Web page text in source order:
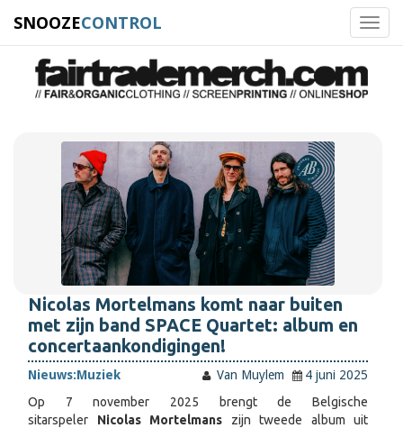
SNOOZECONTROL
Nicolas Mortelmans komt naar buiten
met zijn band SPACE Quartet: album en
concertaankondigingen!
Nieuws:Muziek Van Muylem
4 juni 2025
Op 7 november 2025 brengt de Belgische
sitarspeler Nicolas Mortelmans zijn tweede album uit